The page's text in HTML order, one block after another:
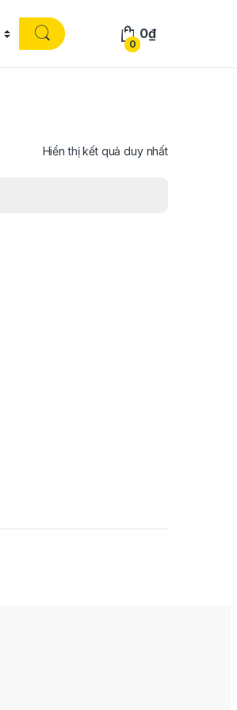
0
0₫
Hiển thị kết quả duy nhất